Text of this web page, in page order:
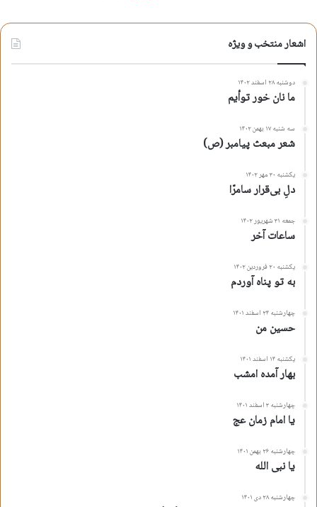
اشعار منتخب و ویژه
دوشنبه ۲۸ اسفند ۱۴۰۲
ما نان خور توأیم
سه شنبه ۱۷ بهمن ۱۴۰۲
شعر مبعث پیامبر (ص)
یکشنبه ۳۰ مهر ۱۴۰۲
دلِ بی‌قرار سامرّا
جمعه ۳۱ شهریور ۱۴۰۲
ساعات آخر
یکشنبه ۲۰ فروردین ۱۴۰۲
به تو پناه آوردم
چهارشنبه ۲۴ اسفند ۱۴۰۱
حسین من
یکشنبه ۱۴ اسفند ۱۴۰۱
بهار آمده امشب
چهارشنبه ۳ اسفند ۱۴۰۱
یا امام زمان عج
چهارشنبه ۲۶ بهمن ۱۴۰۱
یا نبی الله
چهارشنبه ۲۸ دی ۱۴۰۱